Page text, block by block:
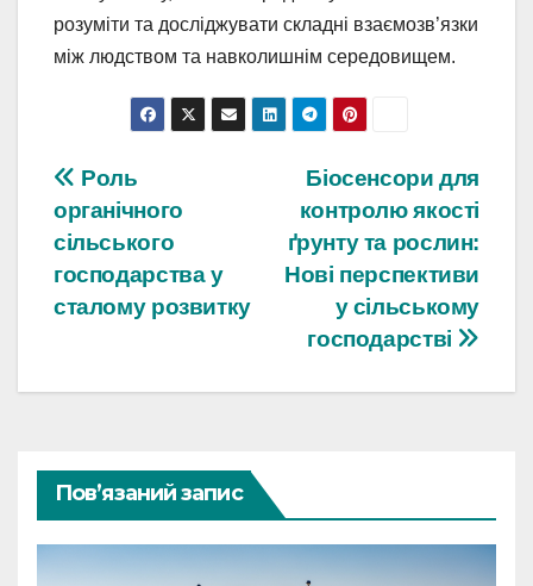
розуміти та досліджувати складні взаємозв’язки
між людством та навколишнім середовищем.
Навігація
записів
Біосенсори для
контролю якості
ґрунту та рослин:
Нові перспективи
у сільському
господарстві
Роль
органічного
сільського
господарства у
сталому розвитку
Пов’язаний запис